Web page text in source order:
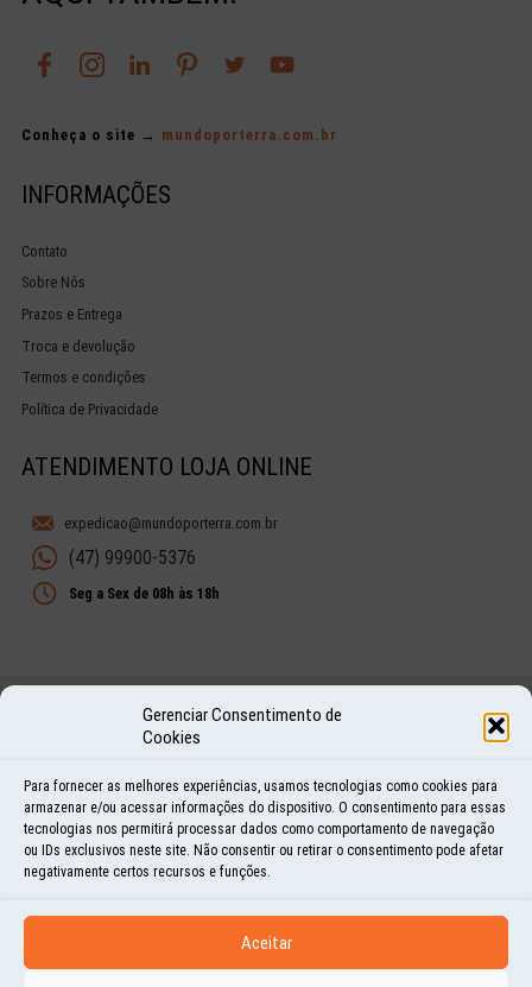
Gerenciar Consentimento de
Cookies
Para fornecer as melhores experiências, usamos tecnologias como cookies para
armazenar e/ou acessar informações do dispositivo. O consentimento para essas
tecnologias nos permitirá processar dados como comportamento de navegação
ou IDs exclusivos neste site. Não consentir ou retirar o consentimento pode afetar
negativamente certos recursos e funções.
Aceitar
Conheça o site → mundoporterra.com.br
INFORMAÇÕES
Contato
Sobre Nós
Prazos e Entrega
Troca e devolução
Termos e condições
Política de Privacidade
ATENDIMENTO LOJA ONLINE
expedicao@mundoporterra.com.br
(47) 99900-5376
Seg a Sex de 08h às 18h
Compra Segura
SITE PROTEGIDO
PAGAMENTO:
Mundo por Terra Ltda ME - CNPJ: 13.327.265/0001-40 © Todos os direitos